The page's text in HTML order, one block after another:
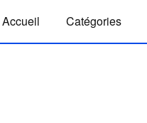
Accueil Catégories